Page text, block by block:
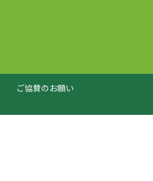
ご協賛のお願い